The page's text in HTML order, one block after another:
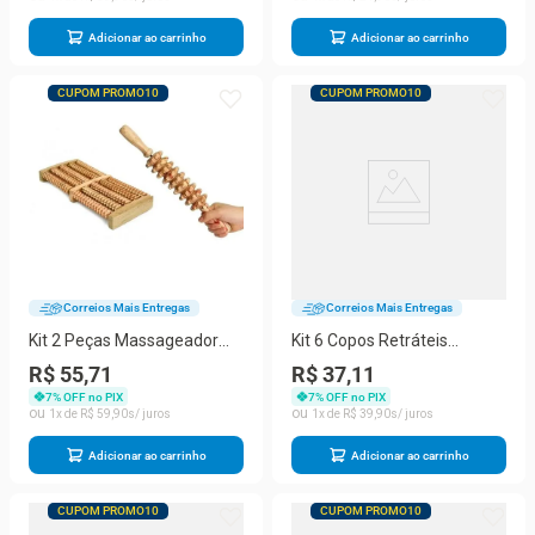
Adicionar ao carrinho Adicionar ao carrinho
CUPOM PROMO10
Correios Mais Entregas
Kit 2 Peças Massageador
Maderoterapia Rolo Bastão
Espiga Corporal +
Massageador de Pés de
Madeira Terapia Natural
R$ 55,71
7% OFF no PIX
1
R$ 59 90
Adicionar ao carrinho
CUPOM PROMO10
Correios Mais Entregas
Kit 6 Copos Retráteis
Sanfonados Portáteis
Coloridos Copo Dobrável de
Viagem e Camping
R$ 37,11
7% OFF no PIX
1
R$ 39 90
Adicionar ao carrinho
CUPOM PROMO10 CUPOM PROMO10